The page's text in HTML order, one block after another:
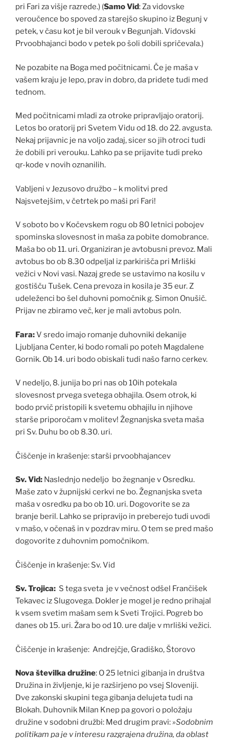
pri Fari za višje razrede.) (Samo Vid: Za vidovske
veroučence bo spoved za starejšo skupino iz Begunj v
petek, v času kot je bil verouk v Begunjah. Vidovski
Prvoobhajanci bodo v petek po šoli dobili spričevala.)
Ne pozabite na Boga med počitnicami. Če je maša v
vašem kraju je lepo, prav in dobro, da pridete tudi med
tednom.
Med počitnicami mladi za otroke pripravljajo oratorij.
Letos bo oratorij pri Svetem Vidu od 18. do 22. avgusta.
Nekaj prijavnic je na voljo zadaj, sicer so jih otroci tudi
že dobili pri verouku. Lahko pa se prijavite tudi preko
qr-kode v novih oznanilih.
Vabljeni v Jezusovo družbo – k molitvi pred
Najsvetejšim, v četrtek po maši pri Fari!
V soboto bo v Kočevskem rogu ob 80 letnici pobojev
spominska slovesnost in maša za pobite domobrance.
Maša bo ob 11. uri. Organiziran je avtobusni prevoz. Mali
avtobus bo ob 8.30 odpeljal iz parkirišča pri Mrliški
vežici v Novi vasi. Nazaj grede se ustavimo na kosilu v
gostišču Tušek. Cena prevoza in kosila je 35 eur. Z
udeleženci bo šel duhovni pomočnik g. Simon Onušič.
Prijav ne zbiramo več, ker je mali avtobus poln.
Fara:V sredo imajo romanje duhovniki dekanije
Ljubljana Center, ki bodo romali po poteh Magdalene
Gornik. Ob 14. uri bodo obiskali tudi našo farno cerkev.
V nedeljo, 8. junija bo pri nas ob 10ih potekala
slovesnost prvega svetega obhajila. Osem otrok, ki
bodo prvič pristopili k svetemu obhajilu in njihove
starše priporočam v molitev! Žegnanjska sveta maša
pri Sv. Duhu bo ob 8.30. uri.
Čiščenje in krašenje: starši prvoobhajancev
Sv. Vid: Naslednjo nedeljo bo žegnanje v Osredku.
Maše zato v župnijski cerkvi ne bo. Žegnanjska sveta
maša v osredku pa bo ob 10. uri. Dogovorite se za
branje beril. Lahko se pripravijo in preberejo tudi uvodi
v mašo, v očenaš in v pozdrav miru. O tem se pred mašo
dogovorite z duhovnim pomočnikom.
Čiščenje in krašenje: Sv. Vid
Sv. Trojica: S tega sveta je v večnost odšel Frančišek
Tekavec iz Slugovega. Dokler je mogel je redno prihajal
k vsem svetim mašam sem k Sveti Trojici. Pogreb bo
danes ob 15. uri. Žara bo od 10. ure dalje v mrliški vežici.
Čiščenje in krašenje: Andrejčje, Gradiško, Štorovo
Nova številka družine: O 25 letnici gibanja in društva
Družina in življenje, ki je razširjeno po vsej Sloveniji.
Dve zakonski skupini tega gibanja delujeta tudi na
Blokah. Duhovnik Milan Knep pa govori o položaju
družine v sodobni družbi: Med drugim pravi:»Sodobnim
politikam pa je v interesu razgrajena družina, da oblast